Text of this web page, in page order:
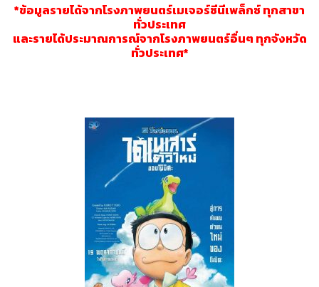
*ข้อมูลรายได้จากโรงภาพยนตร์เมเจอร์ซีนีเพล็กซ์ ทุกสาขา
ทั่วประเทศ
และรายได้ประมาณการณ์จากโรงภาพยนตร์อื่นๆ ทุกจังหวัด
ทั่วประเทศ*